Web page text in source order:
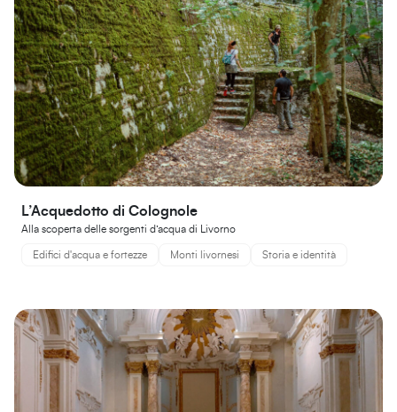
L’Acquedotto di Colognole
Alla scoperta delle sorgenti d’acqua di Livorno
Edifici d'acqua e fortezze Monti livornesi Storia e identità